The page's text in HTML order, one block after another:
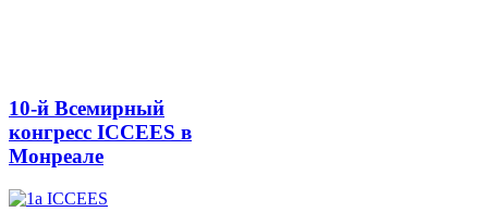
10-й Всемирный
конгресс ICCEES в
Монреале